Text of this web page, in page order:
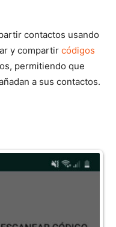
contactos usando
y compartir códigos
permitiendo que
a sus contactos.